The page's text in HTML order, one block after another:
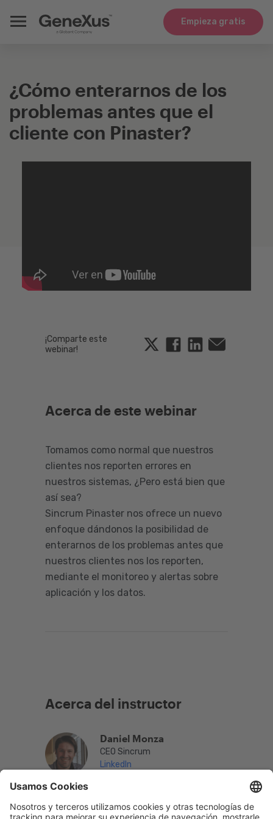
Empieza gratis
¿Cómo enterarnos de los
problemas antes que el
cliente con Pinaster?
¡Comparte este
webinar!
Twitter FacebookLinkedin
Acerca de este webinar
Tomamos como normal que nuestros
clientes nos reporten errores en
nuestros sistemas, ¿Pero está bien que
así sea?
Sincrum Pinaster nos ofrece un nuevo
enfoque dándonos la posibilidad de
enterarnos de los problemas antes que
nuestros clientes nos los reporten,
mediante el monitoreo y alertas sobre
aplicación y los datos.
Acerca del instructor
Daniel Monza
CEO Sincrum
LinkedIn